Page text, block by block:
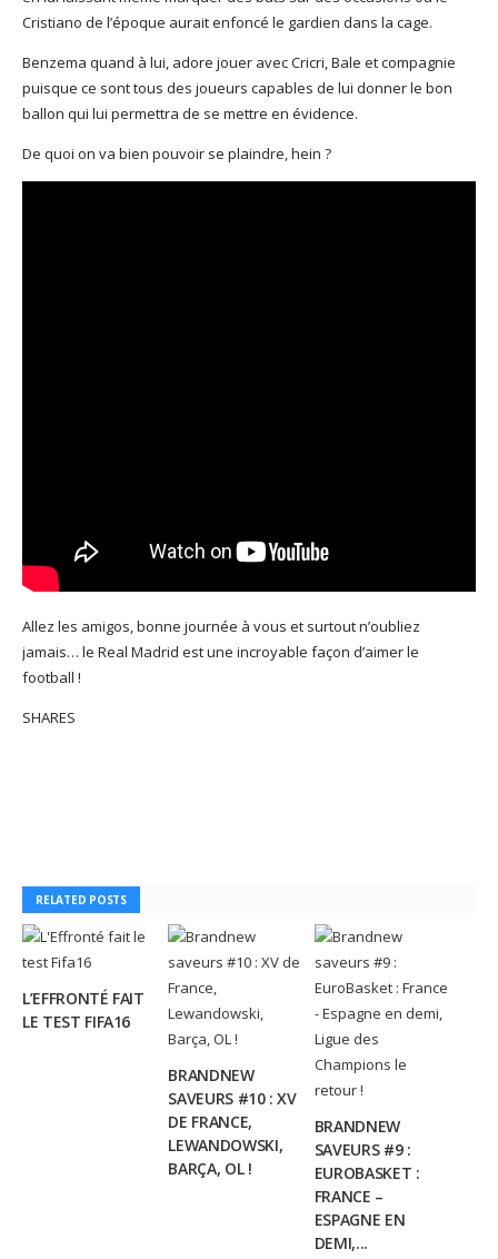
Cristiano de l’époque aurait enfoncé le gardien dans la cage.
Benzema quand à lui, adore jouer avec Cricri, Bale et compagnie
puisque ce sont tous des joueurs capables de lui donner le bon
ballon qui lui permettra de se mettre en évidence.
De quoi on va bien pouvoir se plaindre, hein ?
Allez les amigos, bonne journée à vous et surtout n’oubliez
jamais… le Real Madrid est une incroyable façon d’aimer le
football !
SHARES
RELATED POSTS
L’EFFRONTÉ FAIT
LE TEST FIFA16
BRANDNEW
SAVEURS #10 : XV
DE FRANCE,
LEWANDOWSKI,
BARÇA, OL !
BRANDNEW
SAVEURS #9 :
EUROBASKET :
FRANCE –
ESPAGNE EN
DEMI,...